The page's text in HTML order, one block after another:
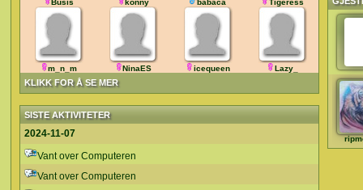
KLIKK FOR Å SE MER
Busis konny babaca Tigeress
m_n_m NinaES icequeen Lazy_
SISTE AKTIVITETER
2024-11-07
Vant over Computeren
Vant over Computeren